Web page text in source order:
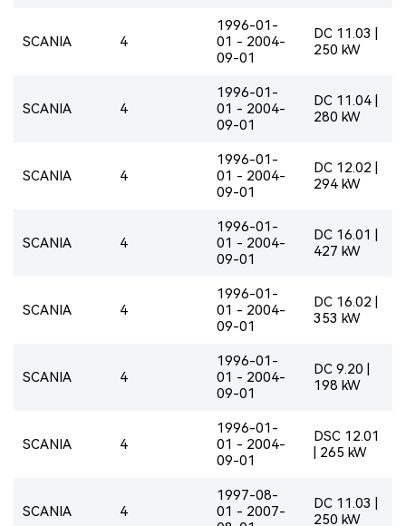
SCANIA 4
1996-01-
01 - 2004-
09-01
DC 11.03 |
250 kW
SCANIA 4
1996-01-
01 - 2004-
09-01
DC 11.04 |
280 kW
SCANIA 4
1996-01-
01 - 2004-
09-01
DC 12.02 |
294 kW
SCANIA 4
1996-01-
01 - 2004-
09-01
DC 16.01 |
427 kW
SCANIA 4
1996-01-
01 - 2004-
09-01
DC 16.02 |
353 kW
SCANIA 4
1996-01-
01 - 2004-
09-01
DC 9.20 |
198 kW
SCANIA 4
1996-01-
01 - 2004-
09-01
DSC 12.01
| 265 kW
SCANIA 4
1997-08-
01 - 2007-
DC 11.03 |
250 kW